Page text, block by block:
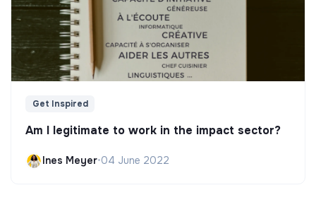
Get Inspired
Am I legitimate to work in the impact sector?
Ines Meyer•04 June 2022